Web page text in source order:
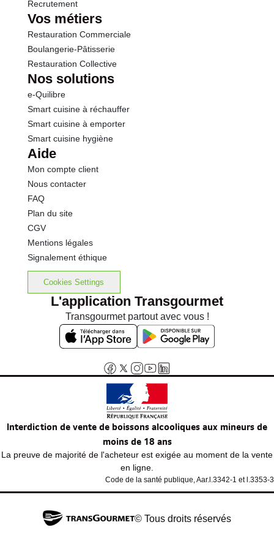
Recrutement
Vos métiers
Restauration Commerciale
Boulangerie-Pâtisserie
Restauration Collective
Nos solutions
e-Quilibre
Smart cuisine à réchauffer
Smart cuisine à emporter
Smart cuisine hygiène
Aide
Mon compte client
Nous contacter
FAQ
Plan du site
CGV
Mentions légales
Signalement éthique
Cookies Settings
L'application Transgourmet
Transgourmet partout avec vous !
Interdiction de vente de boissons alcooliques aux mineurs de
moins de 18 ans
La preuve de majorité de l'acheteur est exigée au moment de la vente
en ligne.
Code de la santé publique, Aar.l.3342-1 et l.3353-3
© Tous droits réservés